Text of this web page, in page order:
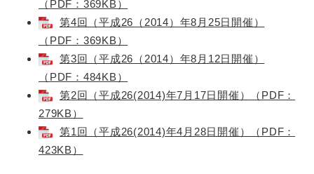
（PDF：369KB）
第4回（平成26（2014）年8月25日開催）
（PDF：369KB）
第3回（平成26（2014）年8月12日開催）
（PDF：484KB）
第2回（平成26(2014)年7月17日開催）（PDF：
279KB）
第1回（平成26(2014)年4月28日開催）（PDF：
423KB）